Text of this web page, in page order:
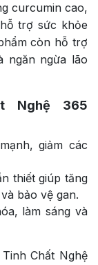
curcumin cao,
trợ sức khỏe
còn hỗ trợ
ngăn ngừa lão
Nghệ 365
giảm các
thiết giúp tăng
bảo vệ gan.
làm sáng và
Chất Nghệ